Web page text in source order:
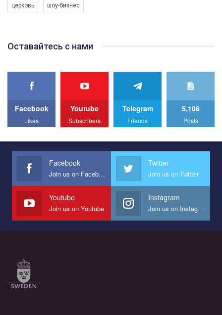
Якщо ти хочеш підтримати нас - просто натисни "лайк" під
best video, representing programme for the development of
We appeal to your support and ask to help us implement our plan
All you have to do is to press "Like" below the video.
Эмоционально сильный ролик от команды "Гей-альянс
представляющий программу развития организации.
Мы просим вас поддержать нас и помочь нам реализовать
наш план по борьбе с насилием и дискриминацией на почве
СОГИ в Украине.
Все, что вам нужно сделать - это зайти на наш канал YouTube
церковь шоу-бизнес
Оставайтесь с нами
Facebook
Likes
Youtube
Subscribers
Telegram
Friends
5,106
Posts
Facebook
Join us on Facebook
Twitter
Join us on Twitter
Youtube
Join us on Youtube
Instagram
Join us on Instagram